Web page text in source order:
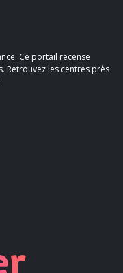
Ce portail recense
Retrouvez les centres près